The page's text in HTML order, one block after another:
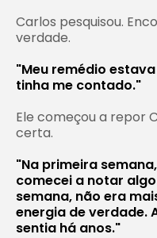
Carlos pesquisou.
verdade.
"Meu remédio
tinha me contado."
Ele começou a repor
certa.
"Na primeira
comecei a notar
semana, não era
energia de verdade.
sentia há anos."